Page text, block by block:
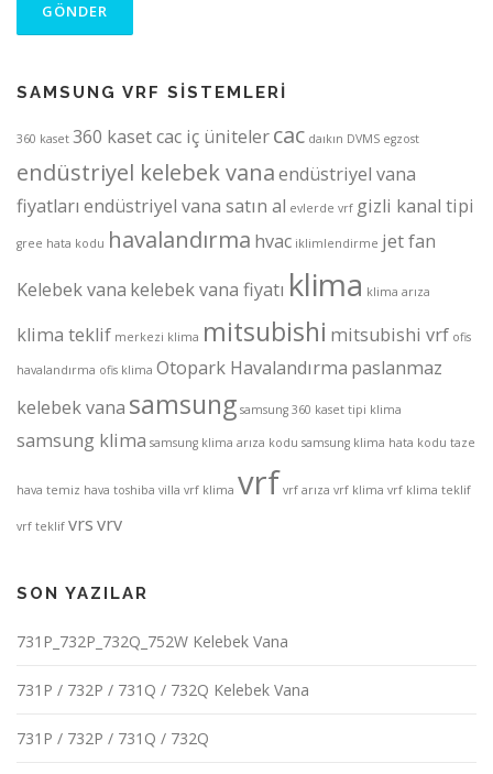
SAMSUNG VRF SİSTEMLERİ
360 kaset 360 kaset cac iç ünitelercac daıkın DVMS egzost
endüstriyel kelebek vanaendüstriyel vana
fiyatları endüstriyel vana satın al evlerde vrf gizli kanal tipi
gree hata kodu havalandırma hvac iklimlendirme jet fan
Kelebek vana kelebek vana fiyatı klima klima arıza
klima teklif merkezi klima mitsubishi mitsubishi vrf ofis
havalandırma ofis klima Otopark Havalandırma paslanmaz
kelebek vana samsung samsung 360 kaset tipi klima
samsung klima samsung klima arıza kodu samsung klima hata kodu taze
hava temiz hava toshiba villa vrf klima vrf vrf arıza vrf klima vrf klima teklif
vrf teklif vrsvrv
SON YAZILAR
731P_732P_732Q_752W Kelebek Vana
731P / 732P / 731Q / 732Q Kelebek Vana
731P / 732P / 731Q / 732Q